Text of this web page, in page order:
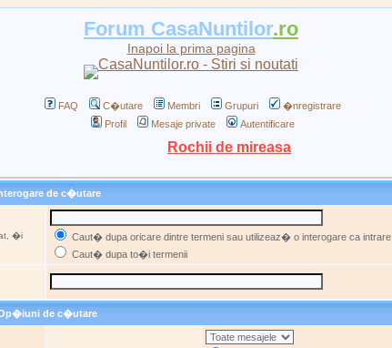
Forum CasaNuntilor.ro
Inapoi la prima pagina
FAQ C�utare Membri Grupuri
�nregistrare
Profil
Mesaje private Autentificare
Rochii de mireasa
de c�utare
�i
Caut� dupa oricare dintre termeni sau utilizeaz� o interogare ca intrare
Caut� dupa to�i termenii
de c�utare